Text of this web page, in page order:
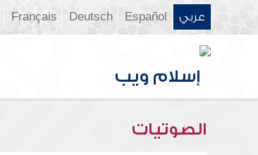
عربي Español
Deutsch
Français
الصوتيات